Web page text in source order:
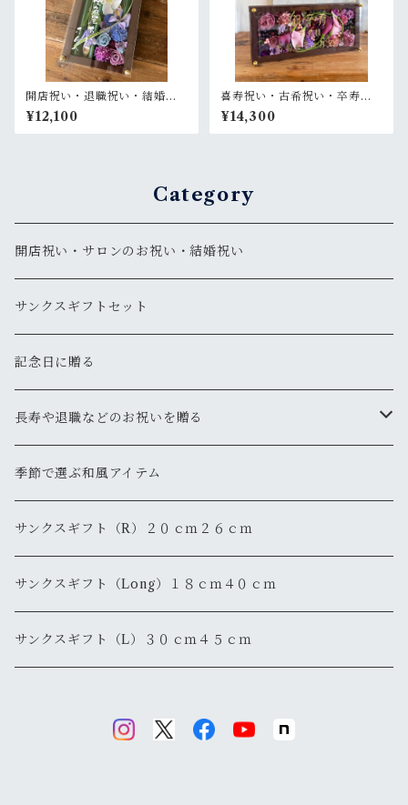
開店祝い・退職祝い・結婚式
両親贈呈品【名入れ】プリザ
ーブドフラワーアレンジ 和風
木枠ロング〈竹 青紫 〉名入れ
¥12,100
喜寿祝い・古希祝い・卒寿祝
い【名入れ】プリザーブドフ
ラワーアレンジ ウッドフレー
ム ロング茶木枠 横置きタイプ
¥14,300
Category
開店祝い・サロンのお祝い・結婚祝い
サンクスギフトセット
記念日に贈る
長寿や退職などのお祝いを贈る
還暦
退職・退官
季節で選ぶ和風アイテム
サンクスギフト（R）２０ｃｍ２６ｃｍ
サンクスギフト（Long）１８ｃｍ４０ｃｍ
サンクスギフト（L）３０ｃｍ４５ｃｍ